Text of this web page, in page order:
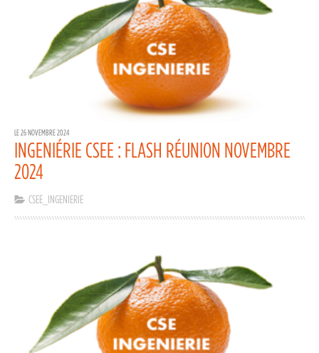
LE 26 NOVEMBRE 2024
INGENIÉRIE CSEE : FLASH RÉUNION NOVEMBRE
2024
CSEE_INGENIERIE